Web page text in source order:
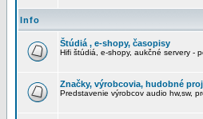
Info
Štúdiá , e-shopy, časopisy
Hifi štúdiá, e-shopy, aukčné servery -
Značky, výrobcovia, hudobné
Predstavenie výrobcov audio hw,sw,